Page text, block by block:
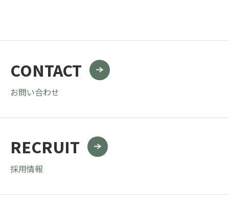
CONTACT
お問い合わせ
RECRUIT
採用情報